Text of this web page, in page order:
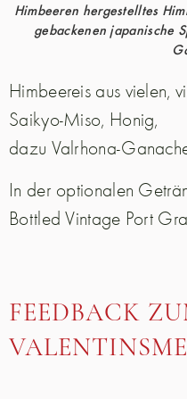
Himbeeren hergestelltes
gebackenen japanische
Himbeereis aus vielen,
Saikyo-Miso, Honig,
dazu Valrhona-
In der optionalen
Bottled Vintage Port
FEEDBACK